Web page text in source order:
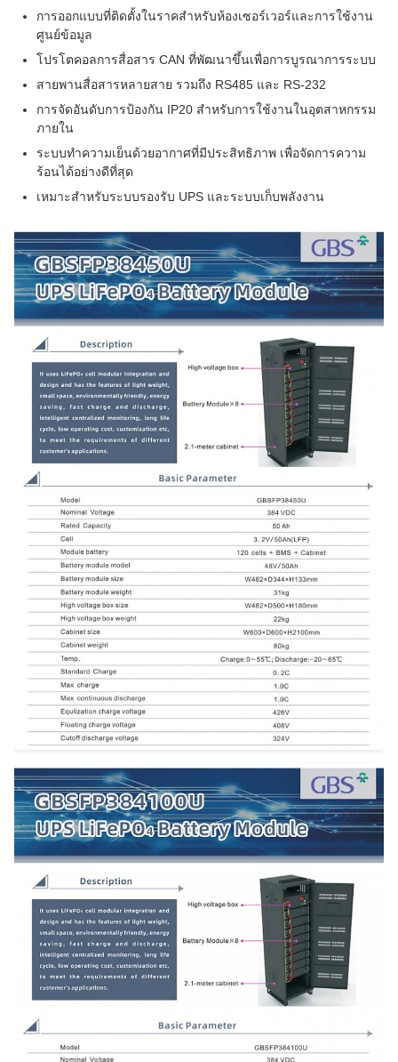
การออกแบบที่ติดตั้งในราคสําหรับห้องเซอร์เวอร์และการใช้งาน
ศูนย์ข้อมูล
โปรโตคอลการสื่อสาร CAN ที่พัฒนาขึ้นเพื่อการบูรณาการระบบ
สายพานสื่อสารหลายสาย รวมถึง RS485 และ RS-232
การจัดอันดับการป้องกัน IP20 สําหรับการใช้งานในอุตสาหกรรม
ภายใน
ระบบทําความเย็นด้วยอากาศที่มีประสิทธิภาพ เพื่อจัดการความ
ร้อนได้อย่างดีที่สุด
เหมาะสําหรับระบบรองรับ UPS และระบบเก็บพลังงาน